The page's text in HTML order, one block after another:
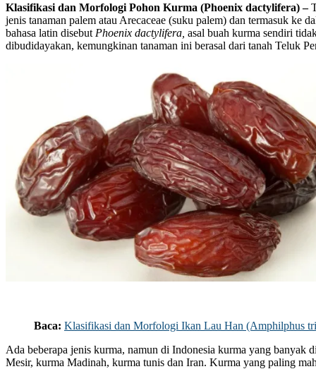
Klasifikasi dan Morfologi Pohon Kurma (Phoenix dactylifera) –
jenis tanaman palem atau Arecaceae (suku palem) dan termasuk ke
bahasa latin disebut Phoenix dactylifera, asal buah kurma sendiri
dibudidayakan, kemungkinan tanaman ini berasal dari tanah Teluk
Baca: Klasifikasi dan Morfologi Ikan Lau Han (Amphilphus
Ada beberapa jenis kurma, namun di Indonesia kurma yang banyak
Mesir, kurma Madinah, kurma tunis dan Iran. Kurma yang paling